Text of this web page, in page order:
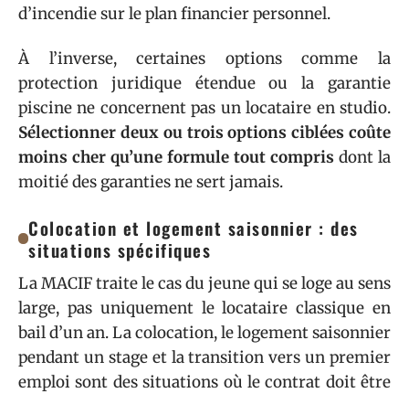
d’incendie sur le plan financier personnel.
À l’inverse, certaines options comme la
protection juridique étendue ou la garantie
piscine ne concernent pas un locataire en studio.
Sélectionner deux ou trois options ciblées coûte
moins cher qu’une formule tout compris dont la
moitié des garanties ne sert jamais.
Colocation et logement saisonnier : des
situations spécifiques
La MACIF traite le cas du jeune qui se loge au sens
large, pas uniquement le locataire classique en
bail d’un an. La colocation, le logement saisonnier
pendant un stage et la transition vers un premier
emploi sont des situations où le contrat doit être